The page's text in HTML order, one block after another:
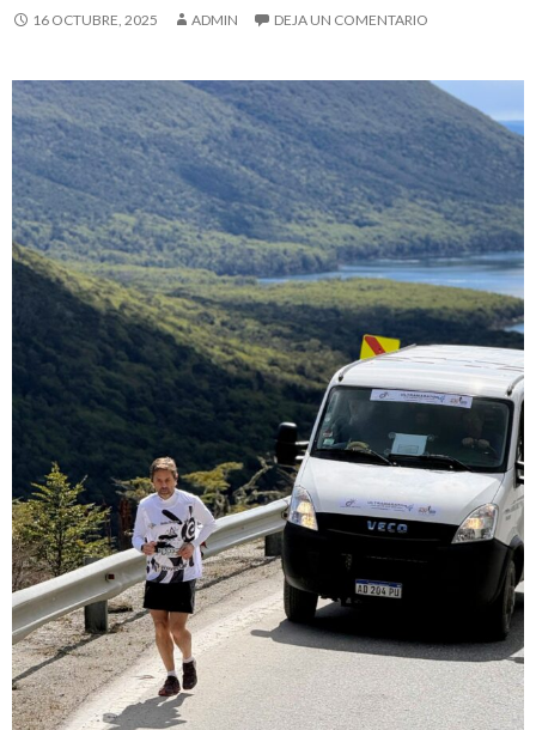
16 OCTUBRE, 2025 ADMIN DEJA UN COMENTARIO